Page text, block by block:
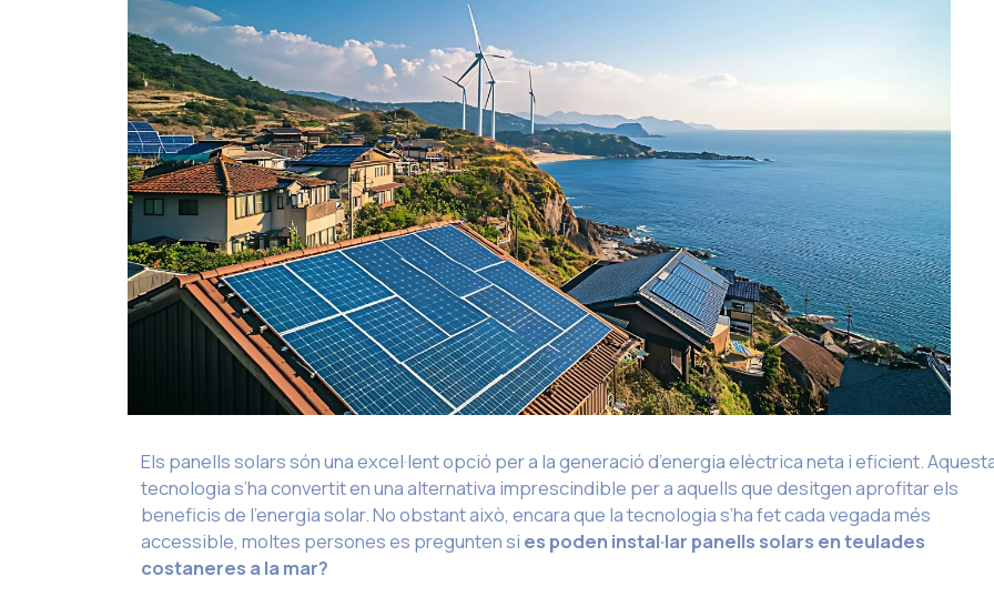
Els panells solars són una excel·lent opció per a la generació d’energia elèctrica neta i eficient.
tecnologia s’ha convertit en una alternativa imprescindible per a aquells que desitgen aprofitar els
beneficis de l’energia solar. No obstant això, encara que la tecnologia s’ha fet cada vegada més
accessible, moltes persones es pregunten si es poden instal·lar panells solars en teulades
costaneres a la mar?